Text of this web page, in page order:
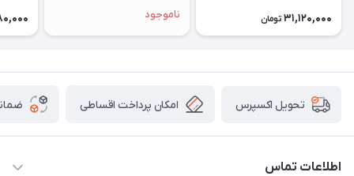
31,120,000 تومان ناموجود
تحویل اکسپرس امکان پرداخت اقساطی
اطلاعات تماس